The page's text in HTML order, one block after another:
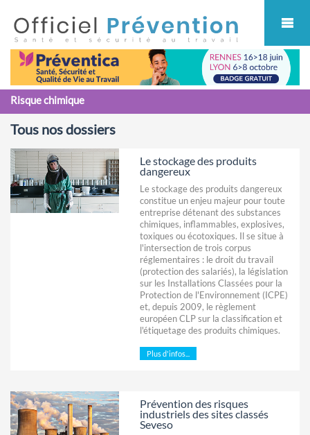
Risque chimique
Tous nos dossiers
Le stockage des produits
dangereux
Le stockage des produits dangereux
constitue un enjeu majeur pour toute
entreprise détenant des substances
chimiques, inflammables, explosives,
toxiques ou écotoxiques. Il se situe à
l'intersection de trois corpus
réglementaires : le droit du travail
(protection des salariés), la législation
sur les Installations Classées pour la
Protection de l'Environnement (ICPE)
et, depuis 2009, le règlement
européen CLP sur la classification et
l'étiquetage des produits chimiques.
Plus d'infos...
Prévention des risques
industriels des sites classés
Seveso